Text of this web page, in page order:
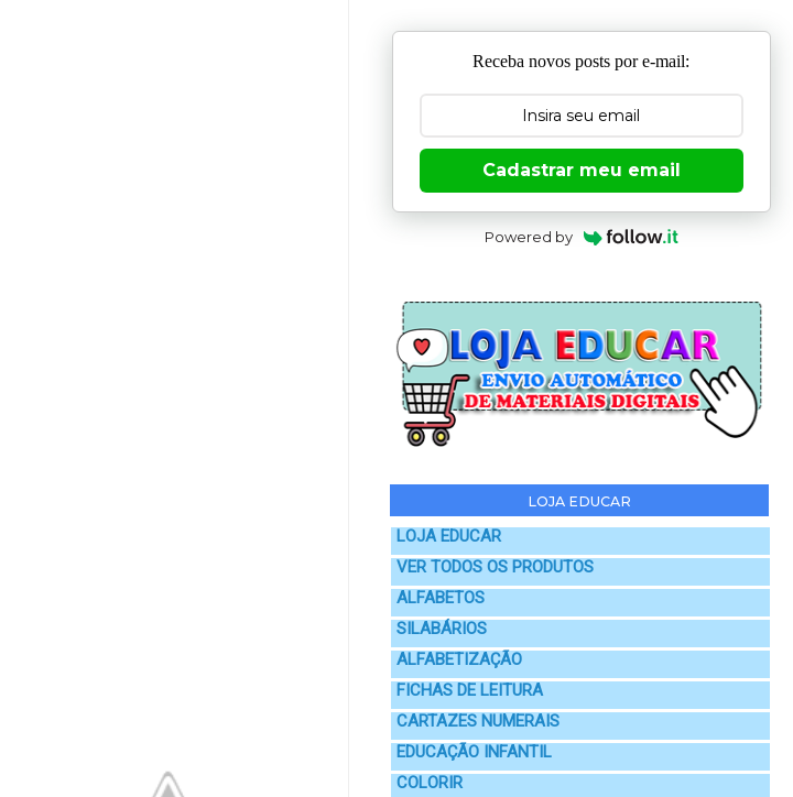
Receba novos posts por e-mail:
Cadastrar meu email
Powered by
LOJA EDUCAR
LOJA EDUCAR
VER TODOS OS PRODUTOS
ALFABETOS
SILABÁRIOS
ALFABETIZAÇÃO
FICHAS DE LEITURA
CARTAZES NUMERAIS
EDUCAÇÃO INFANTIL
COLORIR